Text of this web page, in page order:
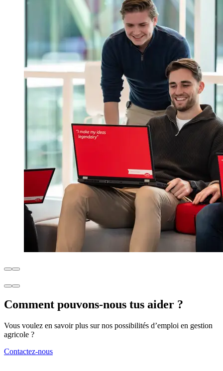
Comment pouvons-nous tus aider ?
Vous voulez en savoir plus sur nos possibilités d’emploi en gestion
agricole ?
Contactez-nous